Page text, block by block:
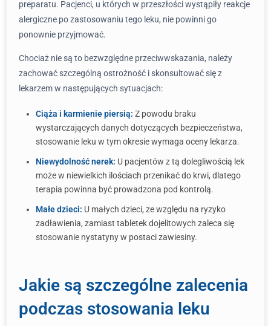
preparatu. Pacjenci, u których w przeszłości wystąpiły reakcje
alergiczne po zastosowaniu tego leku, nie powinni go
ponownie przyjmować.
Chociaż nie są to bezwzględne przeciwwskazania, należy
zachować szczególną ostrożność i skonsultować się z
lekarzem w następujących sytuacjach:
Ciąża i karmienie piersią: Z powodu braku
wystarczających danych dotyczących bezpieczeństwa,
stosowanie leku w tym okresie wymaga oceny lekarza.
Niewydolność nerek: U pacjentów z tą dolegliwością lek
może w niewielkich ilościach przenikać do krwi, dlatego
terapia powinna być prowadzona pod kontrolą.
Małe dzieci: U małych dzieci, ze względu na ryzyko
zadławienia, zamiast tabletek dojelitowych zaleca się
stosowanie nystatyny w postaci zawiesiny.
Jakie są szczególne zalecenia
podczas stosowania leku